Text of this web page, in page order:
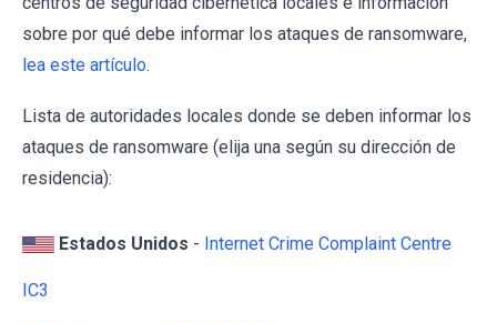
sobre por qué debe informar los ataques de ransomware,
lea este artículo.
Lista de autoridades locales donde se deben informar los
ataques de ransomware (elija una según su dirección de
residencia):
Estados Unidos - Internet Crime Complaint Centre
IC3